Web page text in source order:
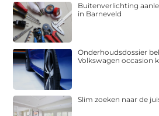
Buitenverlichting
in Barneveld
Onderhoudsdossier
Volkswagen occasion
Slim zoeken naar de